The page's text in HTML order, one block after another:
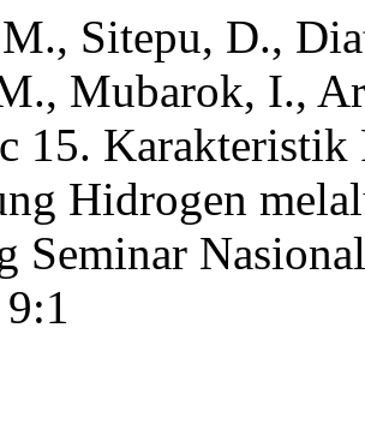
Sitepu, D.,
Mubarok, I.,
15. Karakteristik
Hidrogen
Seminar